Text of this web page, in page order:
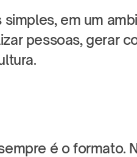
simples, em um
pessoas, gerar
é o formato.